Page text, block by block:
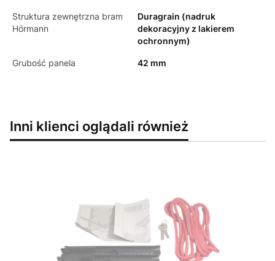
Struktura zewnętrzna bram
Hörmann
Duragrain (nadruk
dekoracyjny z lakierem
ochronnym)
Grubość panela 42 mm
Inni klienci oglądali również